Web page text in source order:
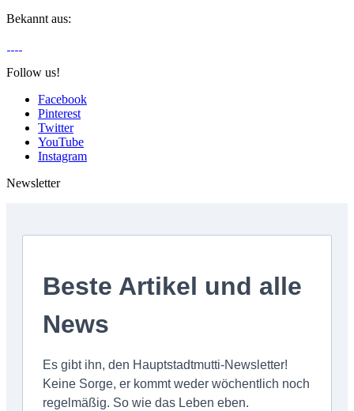
Bekannt aus:
Follow us!
Facebook
Pinterest
Twitter
YouTube
Instagram
Newsletter